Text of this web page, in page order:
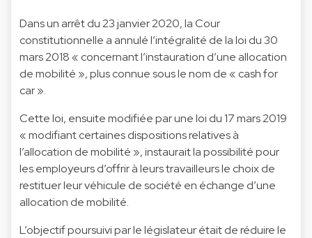
Dans un arrêt du 23 janvier 2020, la Cour
constitutionnelle a annulé l’intégralité de la loi du 30
mars 2018 « concernant l’instauration d’une allocation
de mobilité », plus connue sous le nom de « cash for
car ».
Cette loi, ensuite modifiée par une loi du 17 mars 2019
« modifiant certaines dispositions relatives à
l’allocation de mobilité », instaurait la possibilité pour
les employeurs d’offrir à leurs travailleurs le choix de
restituer leur véhicule de société en échange d’une
allocation de mobilité.
L’objectif poursuivi par le législateur était de réduire le